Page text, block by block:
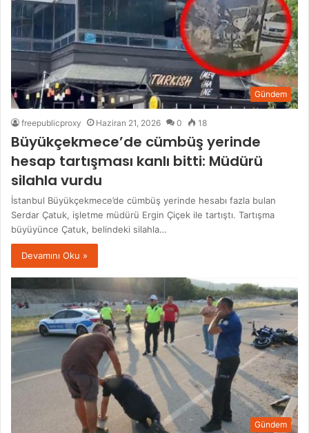
Gündem
freepublicproxy Haziran 21, 2026 0 18
Büyükçekmece’de cümbüş yerinde
hesap tartışması kanlı bitti: Müdürü
silahla vurdu
İstanbul Büyükçekmece’de cümbüş yerinde hesabı fazla bulan
Serdar Çatuk, işletme müdürü Ergin Çiçek ile tartıştı. Tartışma
büyüyünce Çatuk, belindeki silahla…
Devamını Oku »
Gündem